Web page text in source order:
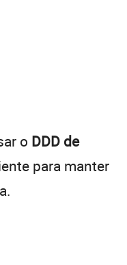
o DDD de
para manter